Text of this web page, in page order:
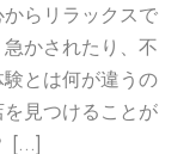
らリラックスで
かされたり、不
とは何が違うの
見つけることが
[…]